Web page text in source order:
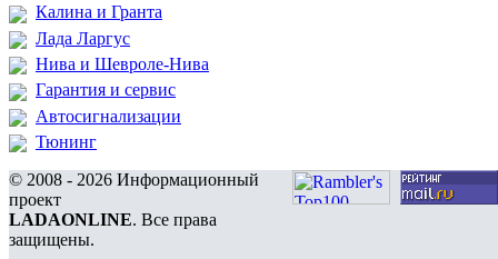
Калина и Гранта
Лада Ларгус
Нива и Шевроле-Нива
Гарантия и сервис
Автосигнализации
Тюнинг
© 2008 - 2026 Информационный
проект
LADAONLINE. Все права
защищены.